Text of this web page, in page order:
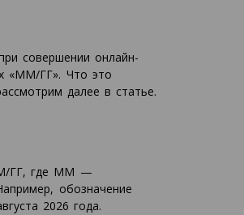
совершении онлайн-
«ММ/ГГ». Что это
далее в статье.
ГГ, где ММ —
обозначение
2026 года.